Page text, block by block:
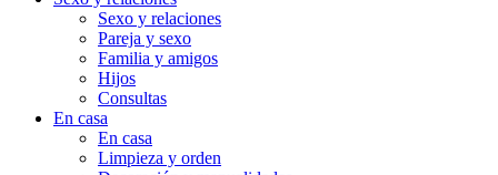
Sexo y relaciones
Pareja y sexo
Familia y amigos
Hijos
Consultas
En casa
En casa
Limpieza y orden